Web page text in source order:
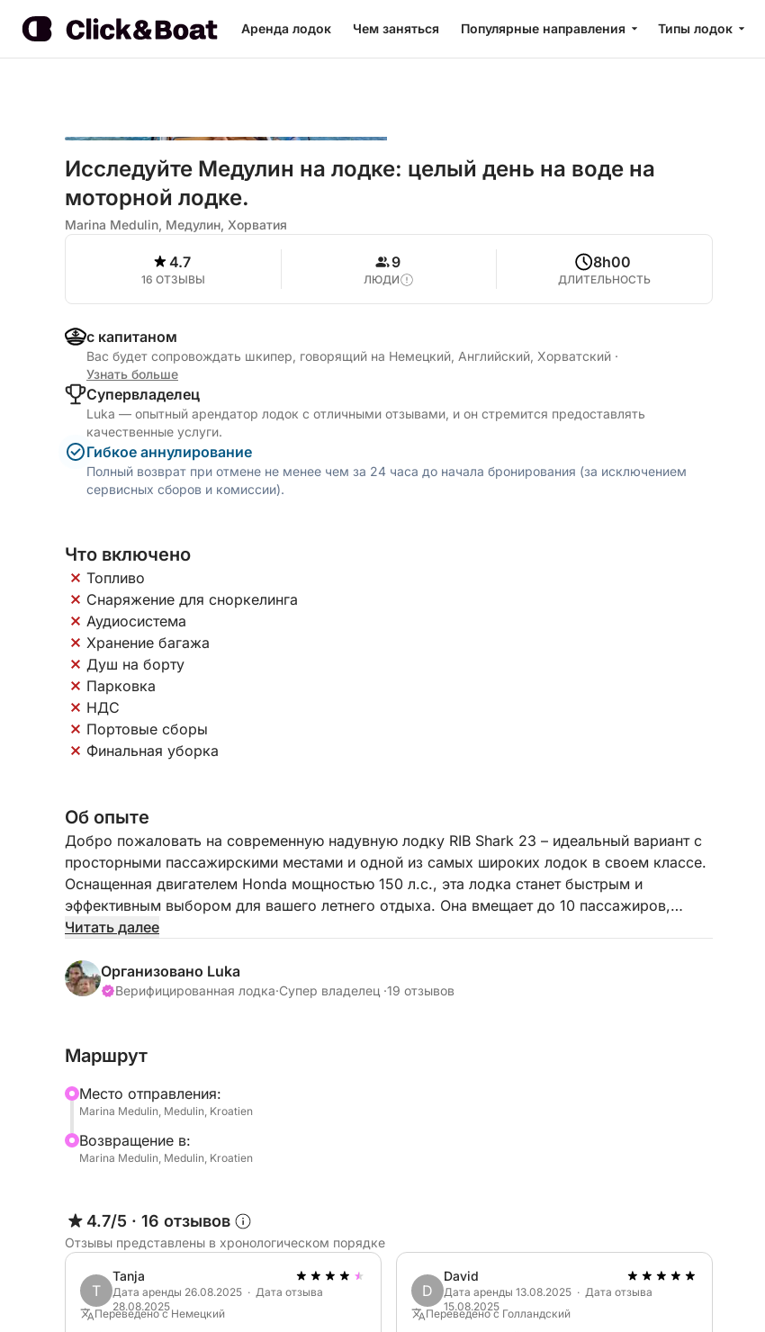
Аренда лодок Чем заняться Популярные направления Типы лодок
Исследуйте Медулин на лодке: целый день на воде на
моторной лодке.
Marina Medulin, Медулин, Хорватия
4.7
16 ОТЗЫВЫ
9
ЛЮДИ
8h00
ДЛИТЕЛЬНОСТЬ
с капитаном
Вас будет сопровождать шкипер, говорящий на Немецкий, Английский, Хорватский ·
Узнать больше
Cупервладелец
Luka — опытный арендатор лодок с отличными отзывами, и он стремится предоставлять
качественные услуги.
Гибкое аннулирование
Полный возврат при отмене не менее чем за 24 часа до начала бронирования (за исключением
сервисных сборов и комиссии).
Что включено
Топливо
Снаряжение для сноркелинга
Аудиосистема
Хранение багажа
Душ на борту
Парковка
НДС
Портовые сборы
Финальная уборка
Об опыте
Добро пожаловать на современную надувную лодку RIB Shark 23 – идеальный вариант с
просторными пассажирскими местами и одной из самых широких лодок в своем классе.
Оснащенная двигателем Honda мощностью 150 л.с., эта лодка станет быстрым и
эффективным выбором для вашего летнего отдыха. Она вмещает до 10 пассажиров,
предоставляя достаточно места для сидения и передвижения по лодке. Легкая
приятную поездку. Рекомендуется для групп любого типа и идеально подходит для
однодневных поездок.
предоставить вам одного из наших профессиональных шкиперов за 150 евро в день.
Лодка находится в Медулине, откуда вы можете исследовать множество красивых мест и
насладиться хорватским побережьем.
По всем вопросам, пожалуйста, свяжитесь с нами через платформу Click&Boat.
Читать далее
Организовано Luka
Верифицированная лодка·Супер владелец ·19 отзывов
Маршрут
Mесто отправления:
Marina Medulin, Medulin, Kroatien
Bозвращение в:
Marina Medulin, Medulin, Kroatien
4.7/5 · 16 отзывов
Отзывы представлены в хронологическом порядке
T
Tanja
Дата аренды 26.08.2025 · Дата отзыва
28.08.2025
Переведено с Немецкий
D
David
Дата аренды 13.08.2025 · Дата отзыва
15.08.2025
Переведено с Голландский